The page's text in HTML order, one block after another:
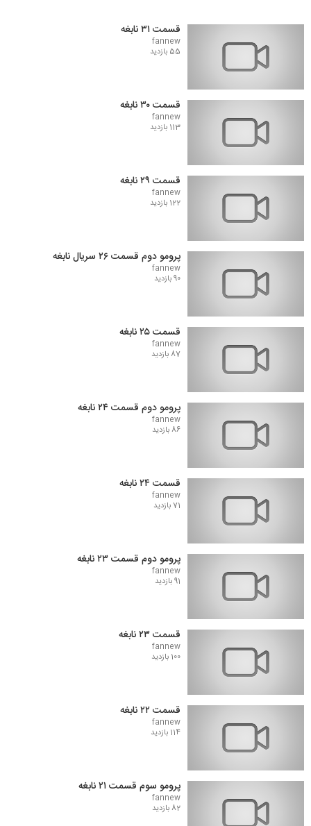
قسمت ۳۱ نابغه
fannew
55 بازدید
قسمت ۳۰ نابغه
fannew
113 بازدید
قسمت ۲۹ نابغه
fannew
122 بازدید
پرومو دوم قسمت ۲۶ سریال نابغه
fannew
90 بازدید
قسمت ۲۵ نابغه
fannew
87 بازدید
پرومو دوم قسمت ۲۴ نابغه
fannew
86 بازدید
قسمت ۲۴ نابغه
fannew
71 بازدید
پرومو دوم قسمت ۲۳ نابغه
fannew
91 بازدید
قسمت ۲۳ نابغه
fannew
100 بازدید
قسمت ۲۲ نابغه
fannew
114 بازدید
پرومو سوم قسمت ۲۱ نابغه
fannew
82 بازدید